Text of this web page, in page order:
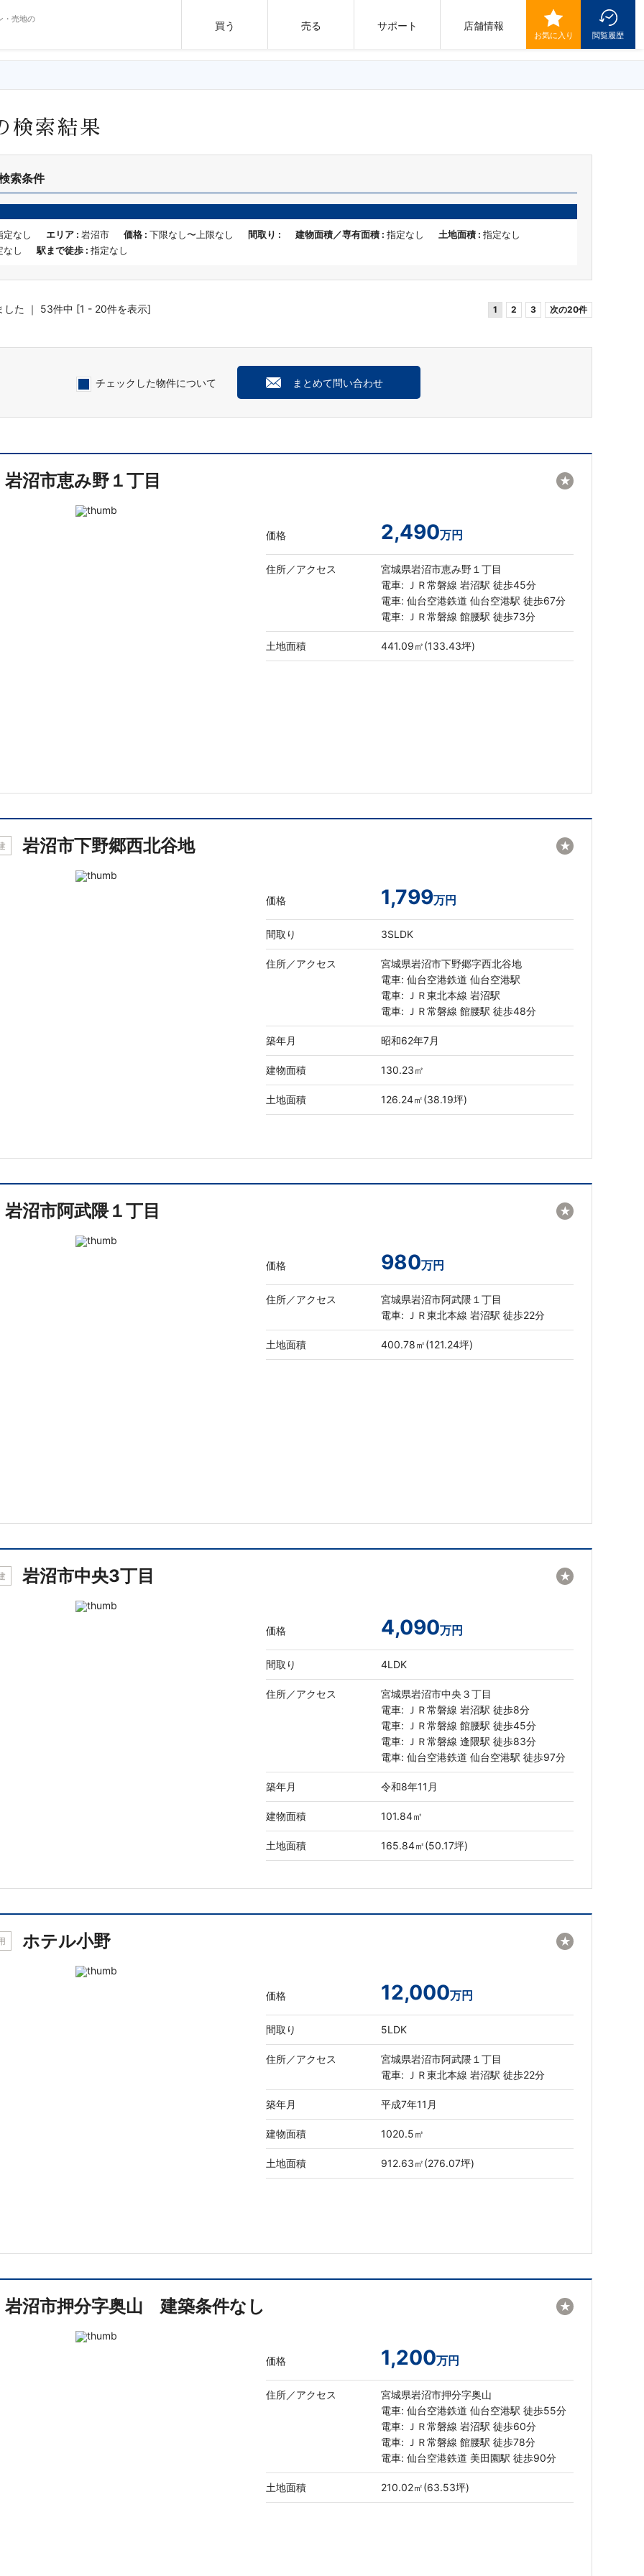
・売地の
買う 売る サポート 店舗情報
お気に入り 閲覧履歴
検索結果
索条件
定なし エリア : 岩沼市 価格 : 下限なし〜上限なし 間取り : 建物面積／専有面積 : 指定なし 土地面積 : 指定なし
なし
駅まで徒歩 : 指定なし
した ｜ 53件中 [1 - 20件を表示] 1 2 3 次の20件
チェックした物件について まとめて問い合わせ
岩沼市恵み野１丁目
価格 2,490万円
住所／アクセス
宮城県岩沼市恵み野１丁目
電車: ＪＲ常磐線 岩沼駅 徒歩45分
電車: 仙台空港鉄道 仙台空港駅 徒歩67分
電車: ＪＲ常磐線 館腰駅 徒歩73分
土地面積 441.09㎡(133.43坪)
★
岩沼市下野郷西北谷地
価格 1,799万円
間取り 3SLDK
住所／アクセス
宮城県岩沼市下野郷字西北谷地
電車: 仙台空港鉄道 仙台空港駅
電車: ＪＲ東北本線 岩沼駅
電車: ＪＲ常磐線 館腰駅 徒歩48分
築年月 昭和62年7月
建物面積 130.23㎡
土地面積 126.24㎡(38.19坪)
★
岩沼市阿武隈１丁目
価格 980万円
住所／アクセス
宮城県岩沼市阿武隈１丁目
電車: ＪＲ東北本線 岩沼駅 徒歩22分
土地面積 400.78㎡(121.24坪)
★
岩沼市中央3丁目
価格 4,090万円
間取り 4LDK
住所／アクセス
宮城県岩沼市中央３丁目
電車: ＪＲ常磐線 岩沼駅 徒歩8分
電車: ＪＲ常磐線 館腰駅 徒歩45分
電車: ＪＲ常磐線 逢隈駅 徒歩83分
電車: 仙台空港鉄道 仙台空港駅 徒歩97分
築年月 令和8年11月
建物面積 101.84㎡
土地面積 165.84㎡(50.17坪)
★
ホテル小野
価格 12,000万円
間取り 5LDK
住所／アクセス
宮城県岩沼市阿武隈１丁目
電車: ＪＲ東北本線 岩沼駅 徒歩22分
築年月 平成7年11月
建物面積 1020.5㎡
土地面積 912.63㎡(276.07坪)
★
岩沼市押分字奥山 建築条件なし
価格 1,200万円
住所／アクセス
宮城県岩沼市押分字奥山
電車: 仙台空港鉄道 仙台空港駅 徒歩55分
電車: ＪＲ常磐線 岩沼駅 徒歩60分
電車: ＪＲ常磐線 館腰駅 徒歩78分
電車: 仙台空港鉄道 美田園駅 徒歩90分
土地面積 210.02㎡(63.53坪)
★